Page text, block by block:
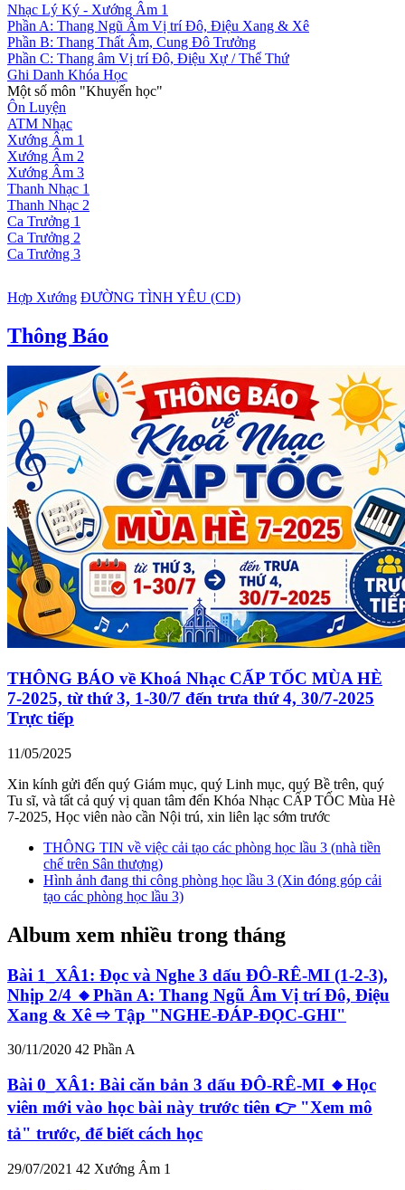
Nhạc Lý Ký - Xướng Âm 1
Phần A: Thang Ngũ Âm Vị trí Đô, Điệu Xang & Xê
Phần B: Thang Thất Âm, Cung Đô Trưởng
Phần C: Thang âm Vị trí Đô, Điệu Xự / Thể Thứ
Ghi Danh Khóa Học
Một số môn "Khuyến học"
Ôn Luyện
ATM Nhạc
Xướng Âm 1
Xướng Âm 2
Xướng Âm 3
Thanh Nhạc 1
Thanh Nhạc 2
Ca Trưởng 1
Ca Trưởng 2
Ca Trưởng 3
Hợp Xướng ĐƯỜNG TÌNH YÊU (CD)
Thông Báo
THÔNG BÁO về Khoá Nhạc CẤP TỐC MÙA HÈ
7-2025, từ thứ 3, 1-30/7 đến trưa thứ 4, 30/7-2025
Trực tiếp
11/05/2025
Xin kính gửi đến quý Giám mục, quý Linh mục, quý Bề trên, quý
Tu sĩ, và tất cả quý vị quan tâm đến Khóa Nhạc CẤP TỐC Mùa Hè
7-2025, Học viên nào cần Nội trú, xin liên lạc sớm trước
THÔNG TIN về việc cải tạo các phòng học lầu 3 (nhà tiền
chế trên Sân thượng)
Hình ảnh đang thi công phòng học lầu 3 (Xin đóng góp cải
tạo các phòng học lầu 3)
Album xem nhiều trong tháng
Bài 1_XÂ1: Đọc và Nghe 3 dấu ĐÔ-RÊ-MI (1-2-3),
Nhịp 2/4 🔸Phần A: Thang Ngũ Âm Vị trí Đô, Điệu
Xang & Xê ⇨ Tập "NGHE-ĐÁP-ĐỌC-GHI"
30/11/2020 42 Phần A
Bài 0_XÂ1: Bài căn bản 3 dấu ĐÔ-RÊ-MI 🔸Học
viên mới vào học bài này trước tiên 👉 "Xem mô
tả" trước, để biết cách học
29/07/2021 42 Xướng Âm 1